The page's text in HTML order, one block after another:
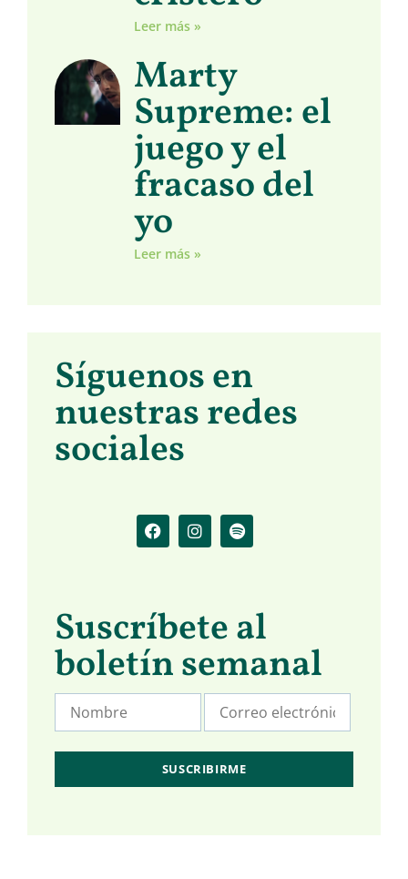
Leer más »
Marty
Supreme: el
juego y el
fracaso del
yo
Leer más »
Síguenos en
nuestras redes
sociales
Suscríbete al
boletín semanal